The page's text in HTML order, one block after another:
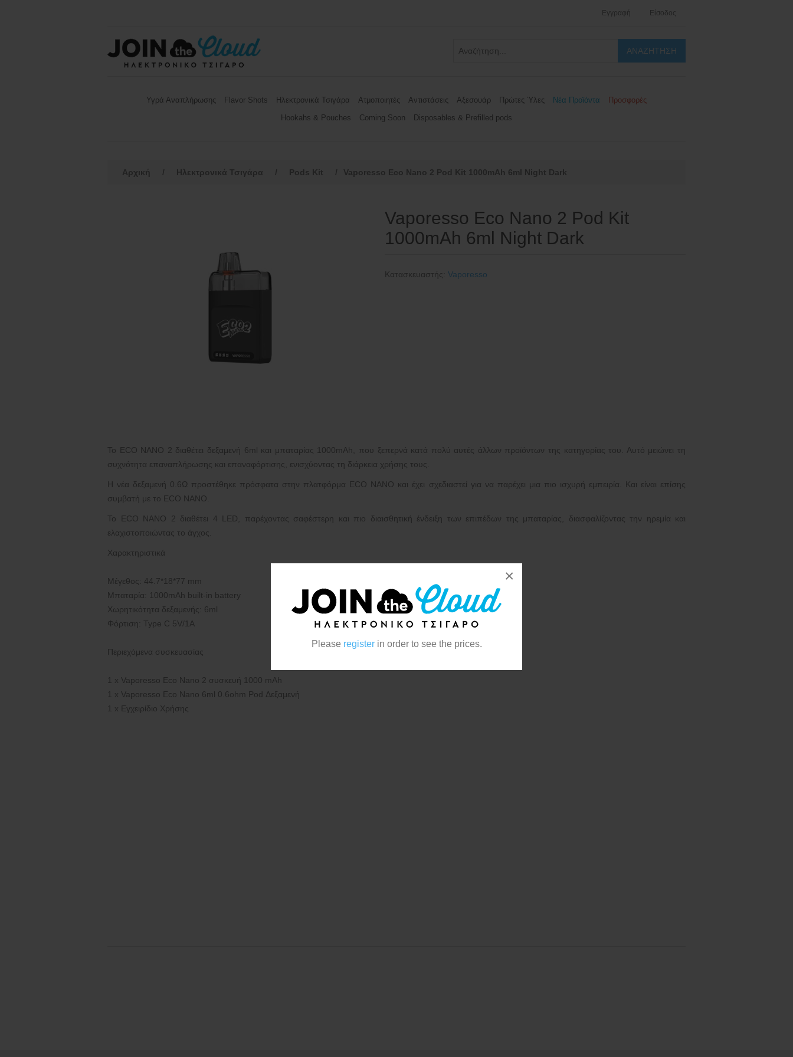
Please registerin order to see the prices.
×
Εγγραφή Είσοδος
Υγρά Αναπλήρωσης Flavor Shots Ηλεκτρονικά Τσιγάρα Ατμοποιητές Αντιστάσεις Αξεσουάρ Πρώτες Ύλες Νέα Προϊόντα
Προσφορές
Hookahs & Pouches
Coming Soon Disposables & Prefilled pods
Αρχική / Ηλεκτρονικά Τσιγάρα / Pods Kit / Vaporesso Eco Nano 2 Pod Kit 1000mAh 6ml Night Dark
Vaporesso Eco Nano 2 Pod Kit
1000mAh 6ml Night Dark
Κατασκευαστής: Vaporesso
Το ECO NANO 2 διαθέτει δεξαμενή 6ml και μπαταρίας 1000mAh, που ξεπερνά κατά πολύ αυτές άλλων προϊόντων της κατηγορίας του. Αυτό μειώνει τη
συχνότητα επαναπλήρωσης και επαναφόρτισης, ενισχύοντας τη διάρκεια χρήσης τους.
Η νέα δεξαμενή 0.6Ω προστέθηκε πρόσφατα στην πλατφόρμα ECO NANO και έχει σχεδιαστεί για να παρέχει μια πιο ισχυρή εμπειρία. Και είναι επίσης
συμβατή με το ECO NANO
Το ECO NANO 2 διαθέτει 4 LED, παρέχοντας σαφέστερη και πιο διαισθητική ένδειξη των επιπέδων της μπαταρίας, διασφαλίζοντας την ηρεμία και
ελαχιστοποιώντας το άγχος.
Χαρακτηριστικά
Μέγεθος: 44.7*18*77 mm
Μπαταρία: 1000mAh built-in battery
Χωρητικότητα δεξαμενής: 6ml
Φόρτιση: Type C 5V/1A
Περιεχόμενα συσκευασίας
1 x Vaporesso Eco Nano 2 συσκευή 1000 mAh
1 x Vaporesso Eco Nano 6ml 0.6ohm Pod Δεξαμενή
1 x Εγχειρίδιο Χρήσης